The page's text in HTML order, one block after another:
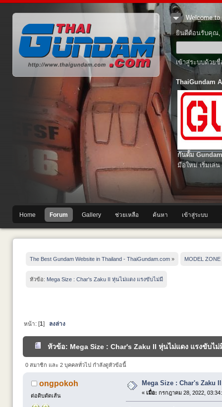
Welcome to
ยินดีต้อนรับคุณ,
เข้าสู่ระบบด้วย
ThaiGundam
กันดั้ม
มือใหม่ เริ่มเล่น
Home Forum Gallery ช่วยเหลือ ค้นหา เข้าสู่ระบบ
The Best Gundam Website in Thailand - ThaiGundam.com » MODEL ZONE
หัวข้อ: Mega Size : Char's Zaku II หุ่นไม่แดง แรงขับไม่มี
หน้า: [1] ลงล่าง
หัวข้อ: Mega Size : Char's Zaku II หุ่นไม่แดง แรงขับไ
0 สมาชิก และ 2 บุคคลทั่วไป กำลังดูหัวข้อนี้
ongpokoh
ต่อดิบตัดเส้น
Mega Size : Char's Zaku
« เมื่อ: กรกฎาคม 28, 2022,